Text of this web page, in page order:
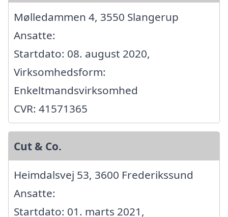
Mølledammen 4, 3550 Slangerup
Ansatte:
Startdato: 08. august 2020,
Virksomhedsform:
Enkeltmandsvirksomhed
CVR: 41571365
Cut & Co.
Heimdalsvej 53, 3600 Frederikssund
Ansatte:
Startdato: 01. marts 2021,